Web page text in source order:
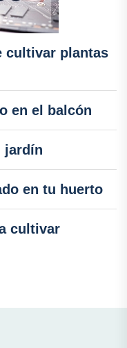
cultivar plantas
en el balcón
jardín
en tu huerto
cultivar